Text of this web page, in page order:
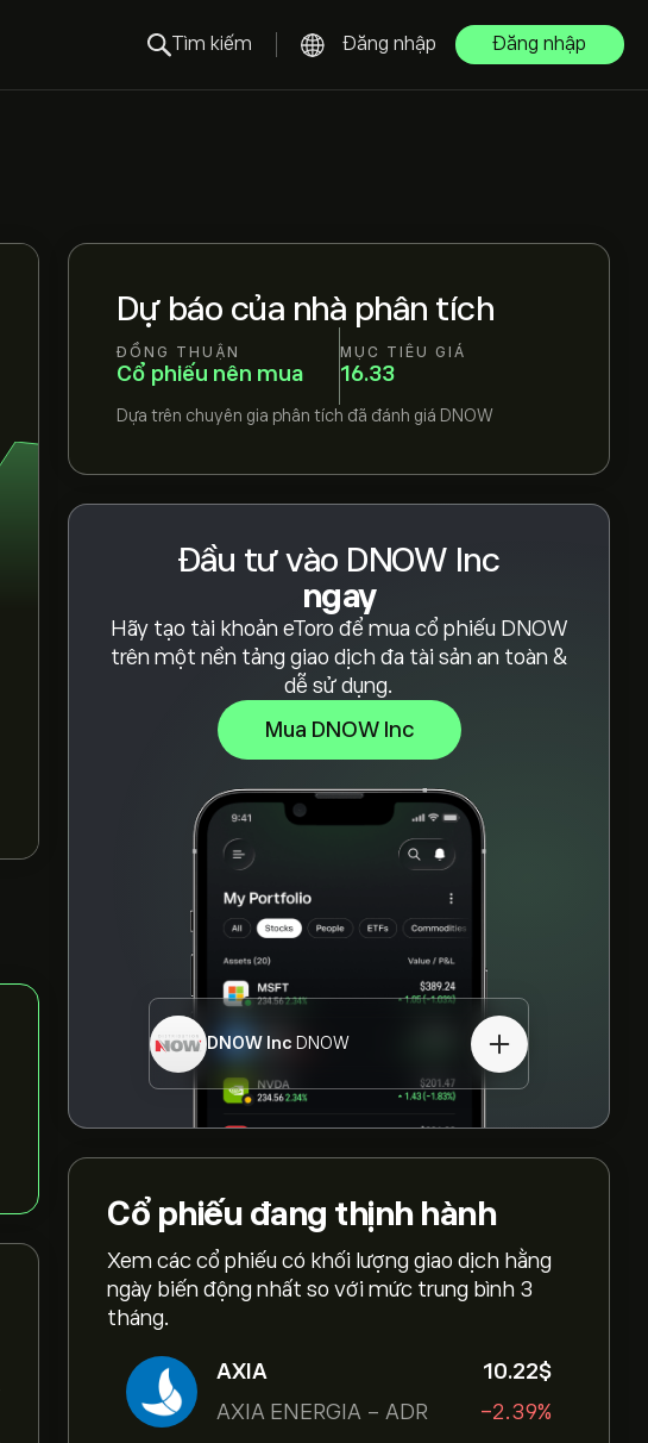
Tìm kiếm Đăng nhập Đăng nhập
Dự báo của nhà phân tích
ĐỒNG THUẬN
Cổ phiếu nên mua
MỤC TIÊU GIÁ
16.33
Dựa trên chuyên gia phân tích đã đánh giá DNOW
Đầu tư vào DNOW Inc
ngay
Hãy tạo tài khoản eToro để mua cổ phiếu DNOW
trên một nền tảng giao dịch đa tài sản an toàn &
dễ sử dụng.
Mua DNOW Inc
DNOW Inc DNOW
Cổ phiếu đang thịnh hành
Xem các cổ phiếu có khối lượng giao dịch hằng
ngày biến động nhất so với mức trung bình 3
tháng.
AXIA
AXIA ENERGIA - ADR
10.22‎$‎
-2.39%